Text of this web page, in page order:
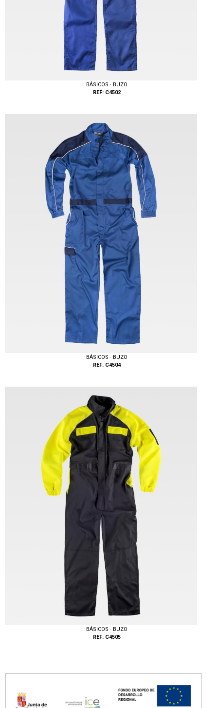
Tallas: 48, 50, 52, 54, 56, 58, 60, 62, 64
BÁSICOS · BUZO
REF: C4502
Tallas: 50, 52, 54, 56, 58, 60, 62, 64, 66
BÁSICOS · BUZO
REF: C4504
BÁSICOS · BUZO
REF: C4505